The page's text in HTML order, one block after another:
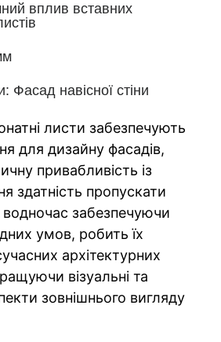
вплив вставних
Фасад навісної стіни
листи забезпечують
для дизайну фасадів,
привабливість із
здатність пропускати
водночас забезпечуючи
умов, робить їх
архітектурних
візуальні та
зовнішнього вигляду